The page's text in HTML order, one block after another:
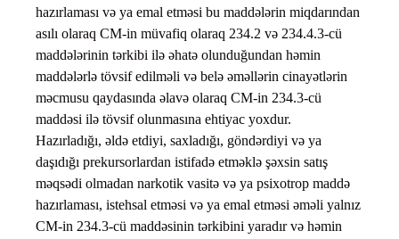
hazırlaması və ya emal etməsi bu maddələrin miqdarından
asılı olaraq CM-in müvafiq olaraq 234.2 və 234.4.3-cü
maddələrinin tərkibi ilə əhatə olunduğundan həmin
maddələrlə tövsif edilməli və belə əməllərin cinayətlərin
məcmusu qaydasında əlavə olaraq CM-in 234.3-cü
maddəsi ilə tövsif olunmasına ehtiyac yoxdur.
Hazırladığı, əldə etdiyi, saxladığı, göndərdiyi və ya
daşıdığı prekursorlardan istifadə etməklə şəxsin satış
məqsədi olmadan narkotik vasitə və ya psixotrop maddə
hazırlaması, istehsal etməsi və ya emal etməsi əməli yalnız
CM-in 234.3-cü maddəsinin tərkibini yaradır və həmin